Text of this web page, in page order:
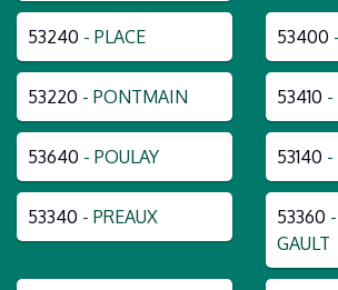
53240 - PLACE 53400
53220 - PONTMAIN 53410 -
53640 - POULAY 53140 -
53340 - PREAUX 53360
GAULT